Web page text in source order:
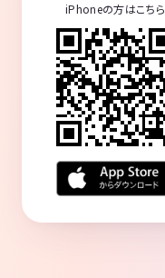
iPhoneの方はこちら